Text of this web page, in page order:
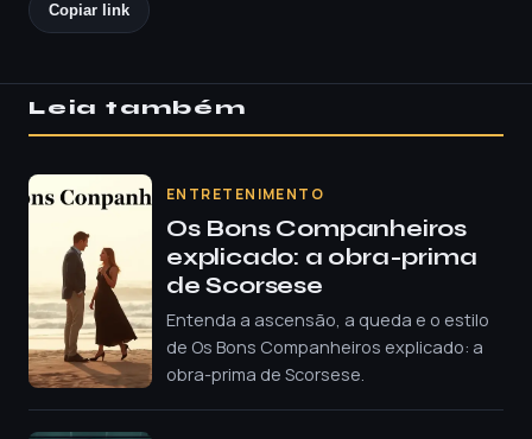
Copiar link
Leia também
ENTRETENIMENTO
Os Bons Companheiros
explicado: a obra-prima
de Scorsese
Entenda a ascensão, a queda e o estilo
de Os Bons Companheiros explicado: a
obra-prima de Scorsese.